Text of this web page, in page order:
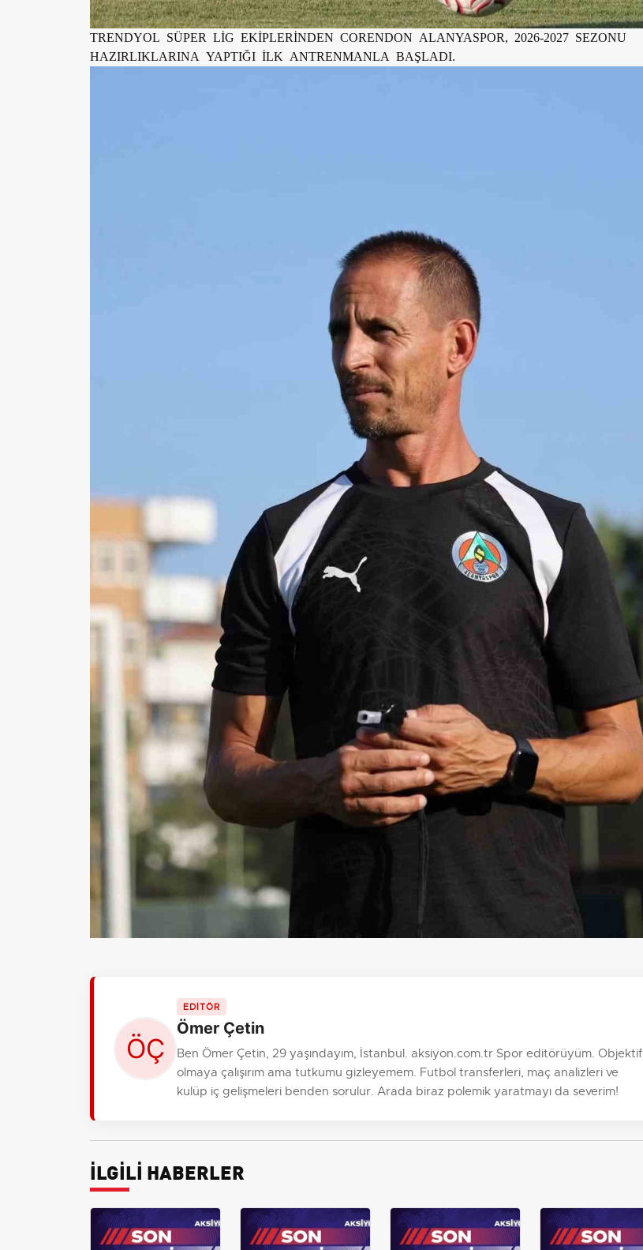
TRENDYOL SÜPER LİG EKİPLERİNDEN CORENDON ALANYASPOR, 2026-2027 SEZONU
HAZIRLIKLARINA YAPTIĞI İLK ANTRENMANLA BAŞLADI.
EDİTÖR
Ömer Çetin
Ben Ömer Çetin, 29 yaşındayım, İstanbul. aksiyon.com.tr Spor editörüyüm. Objektif
olmaya çalışırım ama tutkumu gizleyemem. Futbol transferleri, maç analizleri ve
kulüp iç gelişmeleri benden sorulur. Arada biraz polemik yaratmayı da severim!
İLGİLİ HABERLER